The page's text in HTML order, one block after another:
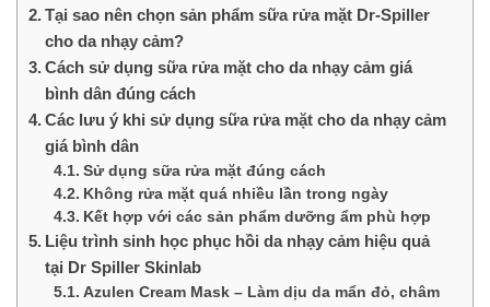
Tại sao nên chọn sản phẩm sữa rửa mặt Dr-Spiller
cho da nhạy cảm?
Cách sử dụng sữa rửa mặt cho da nhạy cảm giá
bình dân đúng cách
Các lưu ý khi sử dụng sữa rửa mặt cho da nhạy cảm
giá bình dân
Sử dụng sữa rửa mặt đúng cách
Không rửa mặt quá nhiều lần trong ngày
Kết hợp với các sản phẩm dưỡng ẩm phù hợp
Liệu trình sinh học phục hồi da nhạy cảm hiệu quả
tại Dr Spiller Skinlab
Azulen Cream Mask – Làm dịu da mẩn đỏ, châm